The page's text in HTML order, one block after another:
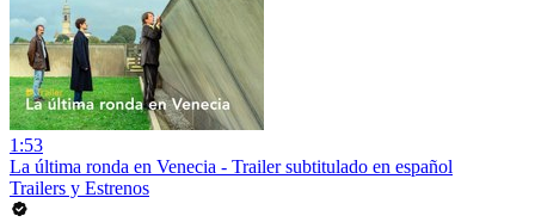
1:53
La última ronda en Venecia - Trailer subtitulado en español
Trailers y Estrenos